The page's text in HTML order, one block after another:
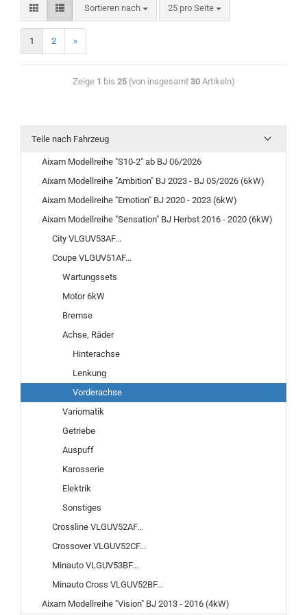
Sortieren nach 25 pro Seite
1 2 »
Zeige 1 bis 25(von insgesamt 30Artikeln)
Teile nach Fahrzeug
Aixam Modellreihe "S10-2" ab BJ 06/2026
Aixam Modellreihe "Ambition" BJ 2023 - BJ 05/2026 (6kW)
Aixam Modellreihe "Emotion" BJ 2020 - 2023 (6kW)
Aixam Modellreihe "Sensation" BJ Herbst 2016 - 2020 (6kW)
City VLGUV53AF...
Coupe VLGUV51AF...
Wartungssets
Motor 6kW
Bremse
Achse, Räder
Hinterachse
Lenkung
Vorderachse
Variomatik
Getriebe
Auspuff
Karosserie
Elektrik
Sonstiges
Crossline VLGUV52AF...
Crossover VLGUV52CF...
Minauto VLGUV53BF...
Minauto Cross VLGUV52BF...
Aixam Modellreihe "Vision" BJ 2013 - 2016 (4kW)